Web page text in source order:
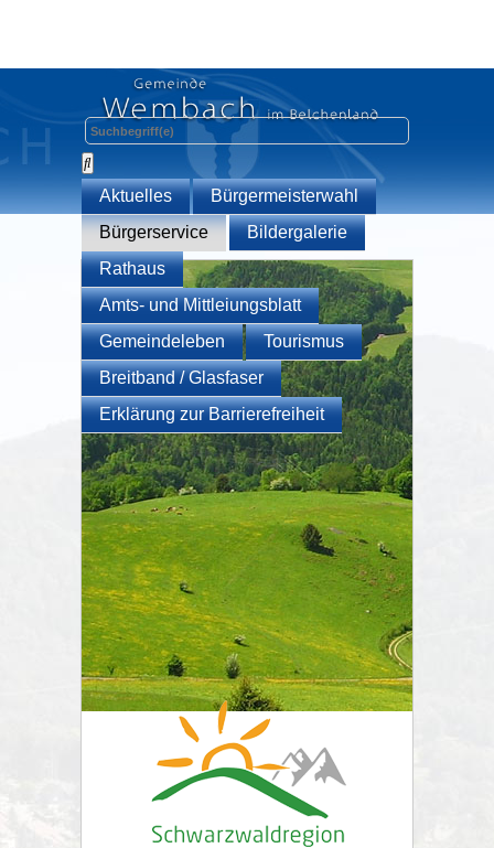
Aktuelles
Bürgermeisterwahl
Bürgerservice
Bildergalerie
Rathaus
Amts- und Mittleiungsblatt
Gemeindeleben
Tourismus
Breitband / Glasfaser
Erklärung zur Barrierefreiheit